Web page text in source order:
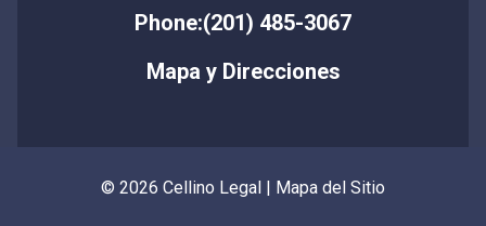
Phone:(201) 485-3067
Mapa y Direcciones
© 2026 Cellino Legal | Mapa del Sitio